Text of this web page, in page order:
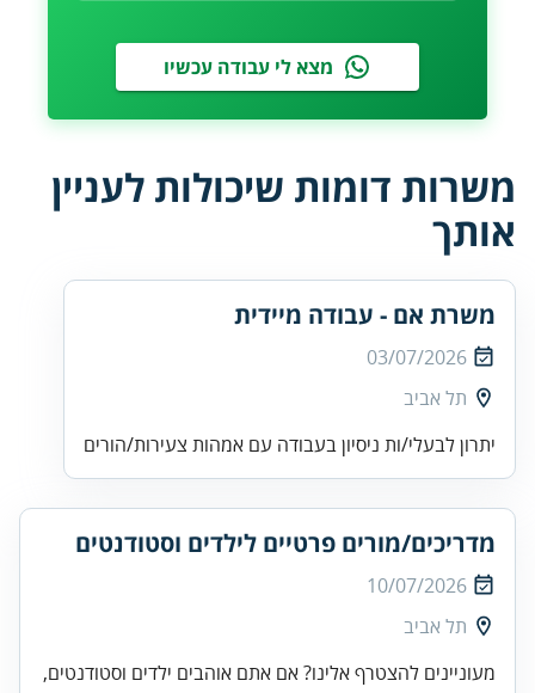
מצא לי עבודה עכשיו
משרות דומות שיכולות לעניין
אותך
משרת אם - עבודה מיידית
03/07/2026
תל אביב
יתרון לבעלי/ות ניסיון בעבודה עם אמהות צעירות/הורים
מדריכים/מורים פרטיים לילדים וסטודנטים
10/07/2026
תל אביב
מעוניינים להצטרף אלינו? אם אתם אוהבים ילדים וסטודנטים,